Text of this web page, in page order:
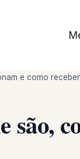
e como receber
são,